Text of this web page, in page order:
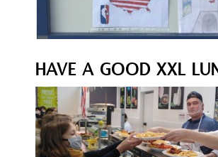
HAVE A GOOD XXL